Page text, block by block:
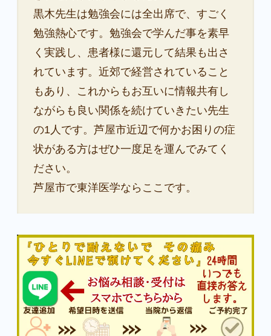
黒木先生は勉強会には全出席で、すごく
勉強熱心です。勉強会で学んだ事を素早
く実践し、患者様に還元して結果も出さ
れています。近郊で経営されていること
もあり、これからもお互いに情報共有し
ながらも良い関係を続けていきたい先生
の1人です。芦屋市近辺で何かお困りの症
状がある方はぜひ一度足を運んでみてく
ださい。
芦屋市で東洋医学ならここです。